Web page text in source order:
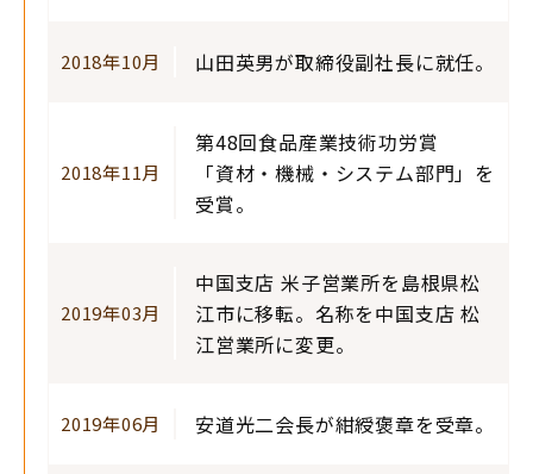
2018年10月 山田英男が取締役副社長に就任。
2018年11月
第48回食品産業技術功労賞
「資材・機械・システム部門」を
受賞。
2019年03月
中国支店 米子営業所を島根県松
江市に移転。名称を中国支店 松
江営業所に変更。
2019年06月 安道光二会長が紺綬褒章を受章。